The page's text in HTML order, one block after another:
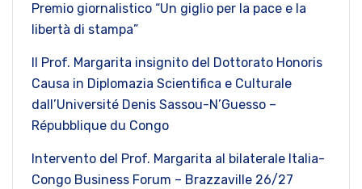
Premio giornalistico “Un giglio per la pace e la
libertà di stampa”
Il Prof. Margarita insignito del Dottorato Honoris
Causa in Diplomazia Scientifica e Culturale
dall’Université Denis Sassou-N’Guesso –
Répubblique du Congo
Intervento del Prof. Margarita al bilaterale Italia-
Congo Business Forum – Brazzaville 26/27